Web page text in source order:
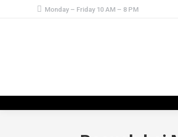
Monday – Friday 10 AM – 8 PM